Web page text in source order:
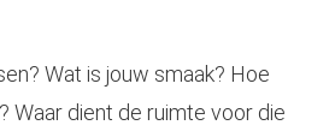
Wat is jouw smaak? Hoe
Waar dient de ruimte voor die